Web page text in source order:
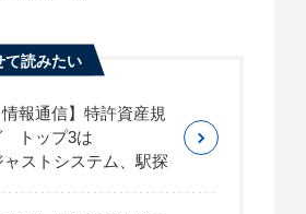
て読みたい
情報通信】特許資産規
トップ3は
ストシステム、駅探